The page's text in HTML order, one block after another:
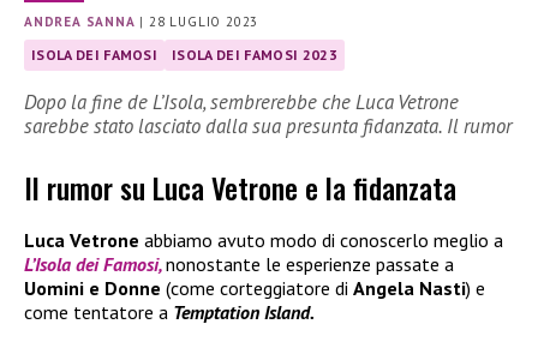
ANDREA SANNA | 28 LUGLIO 2023
ISOLA DEI FAMOSI ISOLA DEI FAMOSI 2023
Dopo la fine de L’Isola, sembrerebbe che Luca Vetrone
sarebbe stato lasciato dalla sua presunta fidanzata. Il rumor
Il rumor su Luca Vetrone e la fidanzata
Luca Vetrone abbiamo avuto modo di conoscerlo meglio a
L’Isola dei Famosi,nonostante le esperienze passate a
Uomini e Donne (come corteggiatore di Angela Nasti) e
come tentatore a Temptation Island.